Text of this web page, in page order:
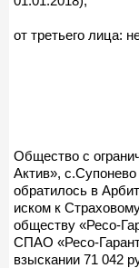
от третьего лица:
Общество с
Актив»,
обратилось в
иском к
обществу «Ресо-
СПАО «Ресо-
взыскании 71 042